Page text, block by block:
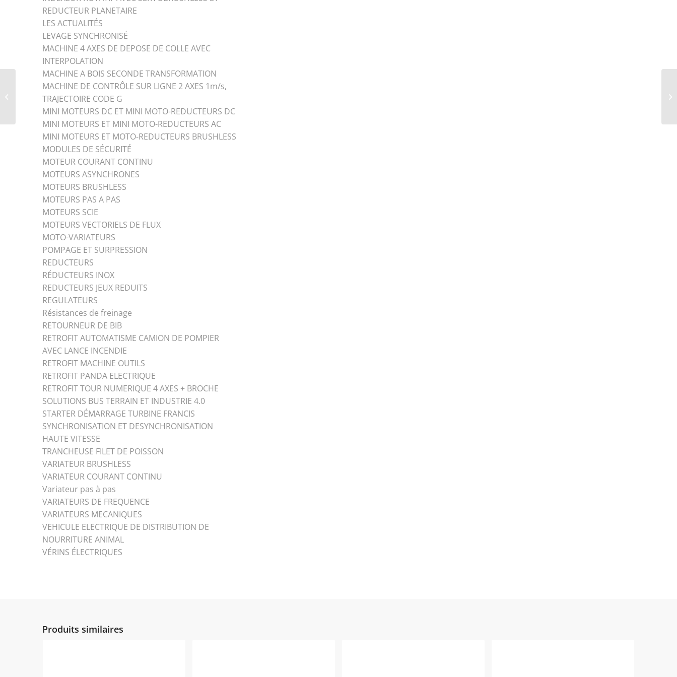
REDUCTEUR PLANETAIRE
LES ACTUALITÉS
LEVAGE SYNCHRONISÉ
MACHINE 4 AXES DE DEPOSE DE COLLE AVEC
INTERPOLATION
MACHINE A BOIS SECONDE TRANSFORMATION
MACHINE DE CONTRÔLE SUR LIGNE 2 AXES 1m/s,
TRAJECTOIRE CODE G
MINI MOTEURS DC ET MINI MOTO-REDUCTEURS DC
MINI MOTEURS ET MINI MOTO-REDUCTEURS AC
MINI MOTEURS ET MOTO-REDUCTEURS BRUSHLESS
MODULES DE SÉCURITÉ
MOTEUR COURANT CONTINU
MOTEURS ASYNCHRONES
MOTEURS BRUSHLESS
MOTEURS PAS A PAS
MOTEURS SCIE
MOTEURS VECTORIELS DE FLUX
MOTO-VARIATEURS
POMPAGE ET SURPRESSION
REDUCTEURS
RÉDUCTEURS INOX
REDUCTEURS JEUX REDUITS
REGULATEURS
Résistances de freinage
RETOURNEUR DE BIB
RETROFIT AUTOMATISME CAMION DE POMPIER
AVEC LANCE INCENDIE
RETROFIT MACHINE OUTILS
RETROFIT PANDA ELECTRIQUE
RETROFIT TOUR NUMERIQUE 4 AXES + BROCHE
SOLUTIONS BUS TERRAIN ET INDUSTRIE 4.0
STARTER DÉMARRAGE TURBINE FRANCIS
SYNCHRONISATION ET DESYNCHRONISATION
HAUTE VITESSE
TRANCHEUSE FILET DE POISSON
VARIATEUR BRUSHLESS
VARIATEUR COURANT CONTINU
Variateur pas à pas
VARIATEURS DE FREQUENCE
VARIATEURS MECANIQUES
VEHICULE ELECTRIQUE DE DISTRIBUTION DE
NOURRITURE ANIMAL
VÉRINS ÉLECTRIQUES
Produits similaires
AUTOMATE
PROGRAMMABLE DVP